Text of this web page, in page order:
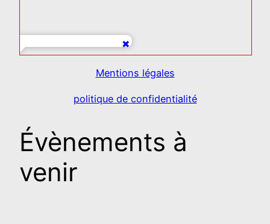
Mentions légales
politique de confidentialité
Évènements à
venir